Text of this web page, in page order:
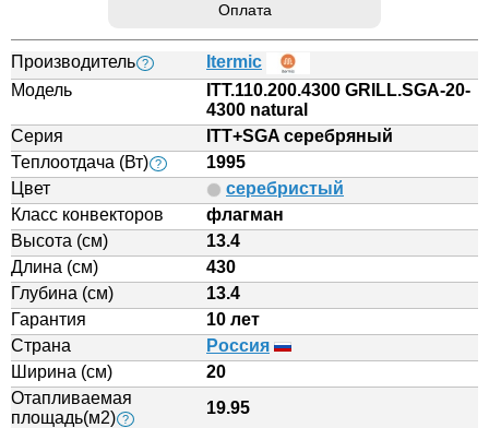
Оплата
Производитель ?
Itermic
Модель
ITT.110.200.4300 GRILL.SGA-20-
4300 natural
Серия
ITT+SGA серебряный
Теплоотдача (Вт) ?
1995
Цвет
серебристый
Класс конвекторов
флагман
Высота (см)
13.4
Длина (см)
430
Глубина (см)
13.4
Гарантия
10 лет
Страна
Россия
Ширина (см)
20
Отапливаемая
площадь(м2) ?
19.95